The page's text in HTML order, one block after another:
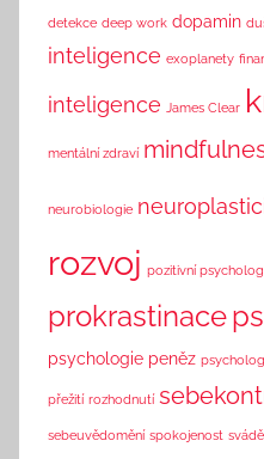
k
detekce deep work dopamin
inteligence exoplanety
inteligence James Clear
mentální zdraví
neurobiologie
rozvoj pozitivní
prokrastinace
psychologie peněz
přežití rozhodnutí
sebeuvědomění spokojenost